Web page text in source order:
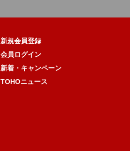
新規会員登録
会員ログイン
新着・キャンペーン
TOHOニュース